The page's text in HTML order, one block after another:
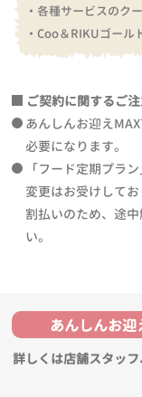
・各種サービスのク
・Coo＆RIKUゴール
ご契約に関するご
あんしんお迎え
必要になります。
「フード定期プラ
変更はお受けして
割払いのため、途
い。
あんしんお
詳しくは店舗スタッ